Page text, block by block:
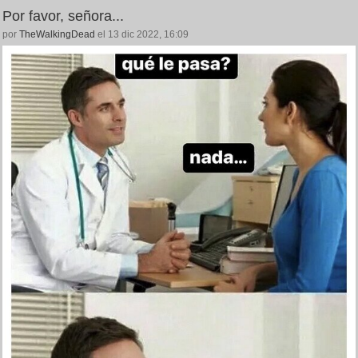
Por favor, señora...
por TheWalkingDead el 13 dic 2022, 16:09